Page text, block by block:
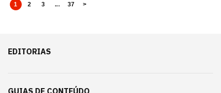
1 2 3 ... 37 >
EDITORIAS
GUIAS DE CONTEÚDO